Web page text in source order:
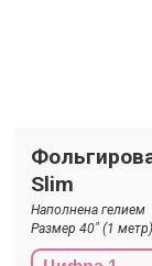
Slim
Наполнена гелием
Размер 40" (1 метр)